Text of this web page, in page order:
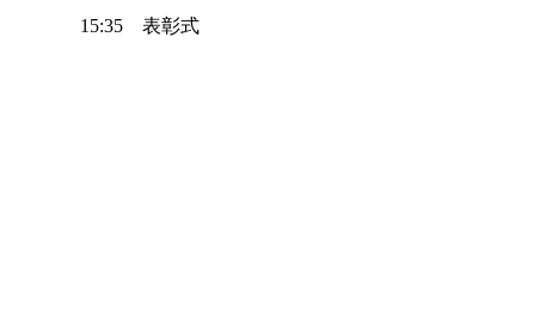
15:35 表彰式